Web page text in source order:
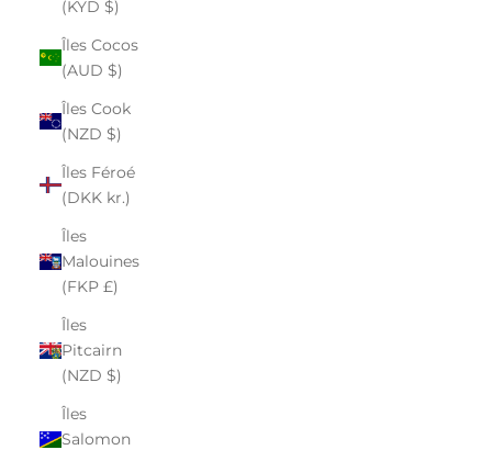
(KYD $)
Îles Cocos
(AUD $)
Îles Cook
(NZD $)
Îles Féroé
(DKK kr.)
Îles
Malouines
(FKP £)
Îles
Pitcairn
(NZD $)
Îles
Salomon